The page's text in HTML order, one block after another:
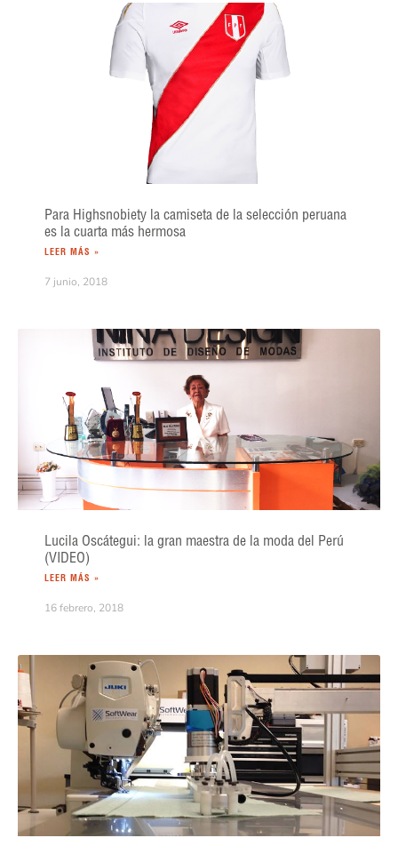
Para Highsnobiety la camiseta de la selección peruana
es la cuarta más hermosa
LEER MÁS »
7 junio, 2018
Lucila Oscátegui: la gran maestra de la moda del Perú
(VIDEO)
LEER MÁS »
16 febrero, 2018